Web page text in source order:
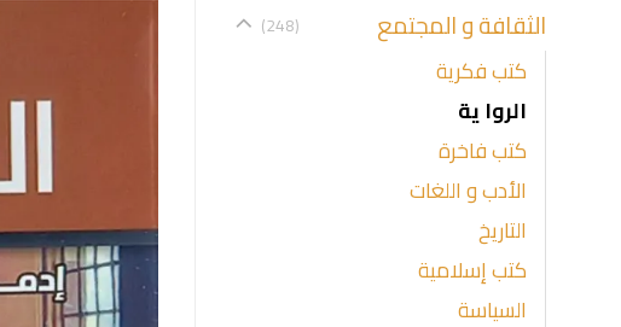
الثقافة و المجتمع (248)
كتب فكرية
الروا ية
كتب فاخرة
الأدب و اللغات
التاريخ
كتب إسلامية
السياسة